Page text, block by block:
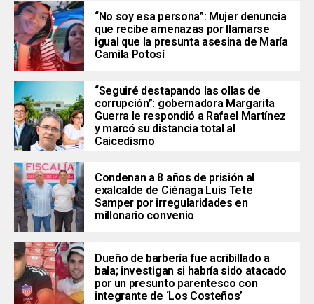
“No soy esa persona”: Mujer denuncia
que recibe amenazas por llamarse
igual que la presunta asesina de María
Camila Potosí
“Seguiré destapando las ollas de
corrupción”: gobernadora Margarita
Guerra le respondió a Rafael Martínez
y marcó su distancia total al
Caicedismo
Condenan a 8 años de prisión al
exalcalde de Ciénaga Luis Tete
Samper por irregularidades en
millonario convenio
Dueño de barbería fue acribillado a
bala; investigan si habría sido atacado
por un presunto parentesco con
integrante de ‘Los Costeños’